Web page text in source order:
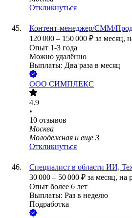
Откликнуться
Контент-менеджер/СММ/
120 000 – 150 000 ₽ за месяц,
Опыт 1-3 года
Можно удалённо
Выплаты: Два раза в месяц
ООО СИМПЛЕКС
4.9
•
10 отзывов
Москва
Молодежная и еще 3
Откликнуться
Специалист в области ИИ,
30 000 – 50 000 ₽ за месяц, на
Опыт более 6 лет
Выплаты: Раз в неделю
Подработка